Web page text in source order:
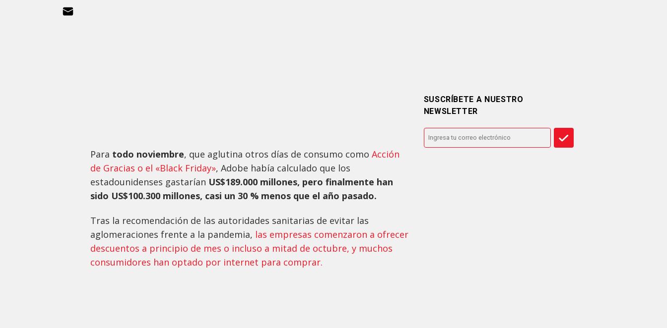
Para todo noviembre, que aglutina otros días de consumo como Acción
de Gracias o el «Black Friday», Adobe había calculado que los
estadounidenses gastarían US$189.000 millones, pero finalmente han
sido US$100.300 millones, casi un 30 % menos que el año pasado.
Tras la recomendación de las autoridades sanitarias de evitar las
aglomeraciones frente a la pandemia, las empresas comenzaron a ofrecer
descuentos a principio de mes o incluso a mitad de octubre, y muchos
consumidores han optado por internet para comprar.
SUSCRÍBETE A NUESTRO
NEWSLETTER